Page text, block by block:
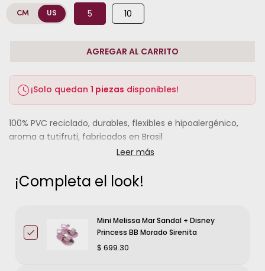
CM US 5 10
AGREGAR AL CARRITO
¡Solo quedan 1 piezas disponibles!
100% PVC reciclado, durables, flexibles e hipoalergénico,
aroma a tutifruti, fabricados en Brasil
Leer más
¡Completa el look!
Mini Melissa Mar Sandal + Disney
Princess BB Morado Sirenita
$ 699.30